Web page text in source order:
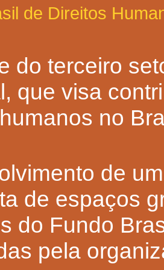
de Direitos
do terceiro
que visa
no
de
de espaços
do Fundo
pela